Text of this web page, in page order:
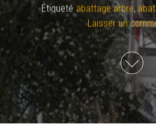
Étiqueté abattage arbre,
Laisser un